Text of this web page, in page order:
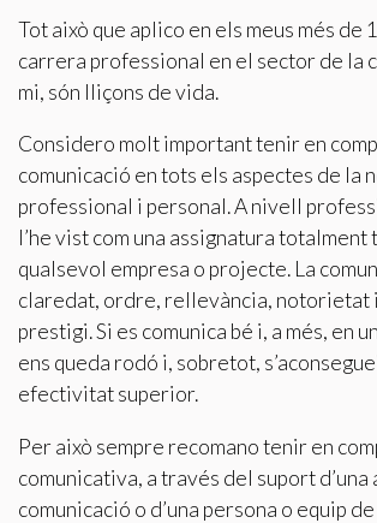
Tot això que aplico en els meus més de
carrera professional en el sector de la
mi, són lliçons de vida.
Considero molt important tenir en
comunicació en tots els aspectes de la
professional i personal. A nivell
l’he vist com una assignatura totalment
qualsevol empresa o projecte. La
claredat, ordre, rellevància, notorietat
prestigi. Si es comunica bé i, a més, en
ens queda rodó i, sobretot,
efectivitat superior.
Per això sempre recomano tenir en
comunicativa, a través del suport d’una
comunicació o d’una persona o equip
informació sobre les preferències i les
de l'usuari a través de l'observació
hàbits de navegació. Gràcies a elles,
hàbits de navegació al lloc web i mostrar
relacionada amb el perfil de navegació de